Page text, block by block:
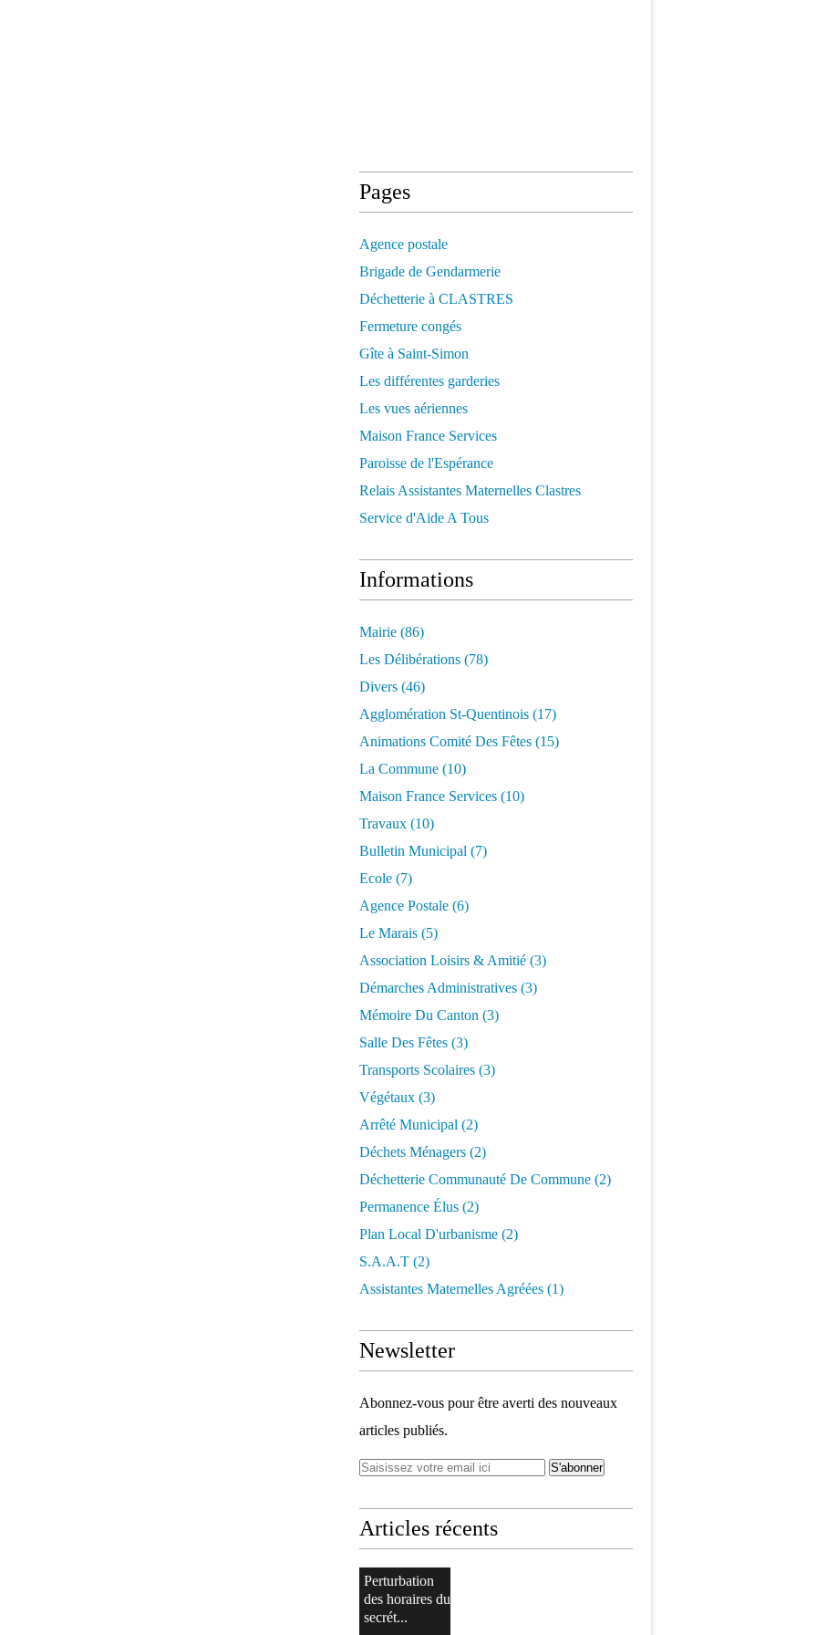
Pages
Agence postale
Brigade de Gendarmerie
Déchetterie à CLASTRES
Fermeture congés
Gîte à Saint-Simon
Les différentes garderies
Les vues aériennes
Maison France Services
Paroisse de l'Espérance
Relais Assistantes Maternelles Clastres
Service d'Aide A Tous
Informations
Mairie (86)
Les Délibérations (78)
Divers (46)
Agglomération St-Quentinois (17)
Animations Comité Des Fêtes (15)
La Commune (10)
Maison France Services (10)
Travaux (10)
Bulletin Municipal (7)
Ecole (7)
Agence Postale (6)
Le Marais (5)
Association Loisirs & Amitié (3)
Démarches Administratives (3)
Mémoire Du Canton (3)
Salle Des Fêtes (3)
Transports Scolaires (3)
Végétaux (3)
Arrêté Municipal (2)
Déchets Ménagers (2)
Déchetterie Communauté De Commune (2)
Permanence Élus (2)
Plan Local D'urbanisme (2)
S.a.a.t (2)
Assistantes Maternelles Agréées (1)
Newsletter
Abonnez-vous pour être averti des nouveaux
articles publiés.
Articles récents
Perturbation
des horaires du
secrét...